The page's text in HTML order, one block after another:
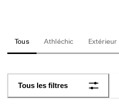
Outdoor
Golf
Sacs et accessoires
Tous Athléchic Extérieur
Tous les filtres